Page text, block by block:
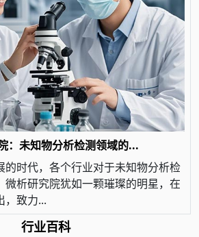
：未知物分析检测领域的...
的时代，各个行业对于未知物分析检
微析研究院犹如一颗璀璨的明星，在
，致力...
行业百科